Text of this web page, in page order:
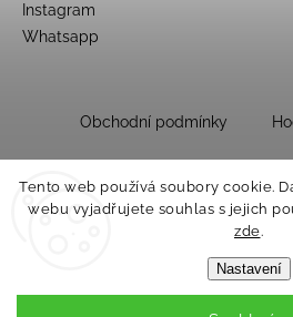
Tento web používá soubory cookie.
webu vyjadřujete souhlas s jejich
zde.
Nastavení
Instagram
Whatsapp
Obchodní podmínky